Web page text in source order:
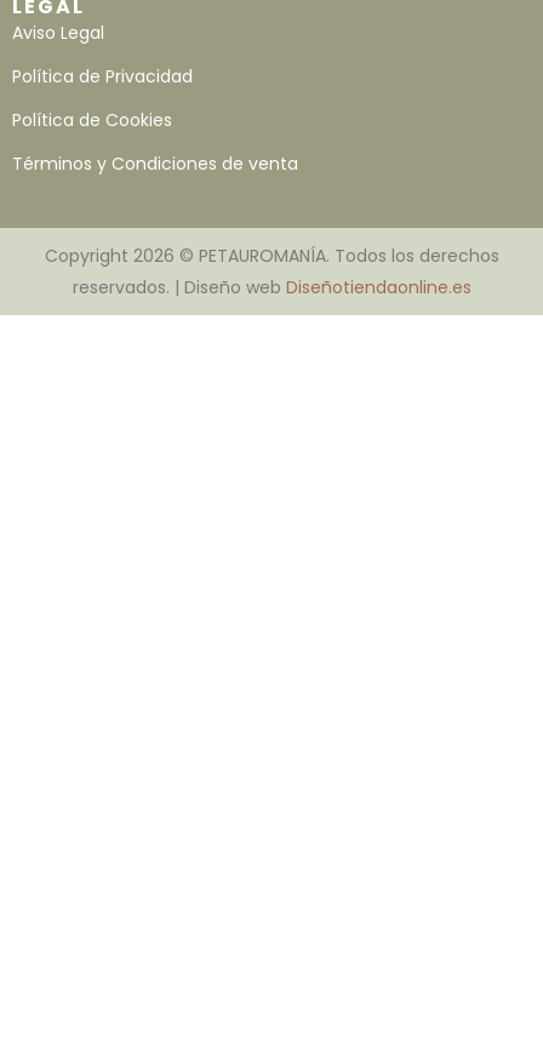
LEGAL
Aviso Legal
Política de Privacidad
Política de Cookies
Términos y Condiciones de venta
Copyright 2026 © PETAUROMANÍA. Todos los derechos
reservados. | Diseño web Diseñotiendaonline.es